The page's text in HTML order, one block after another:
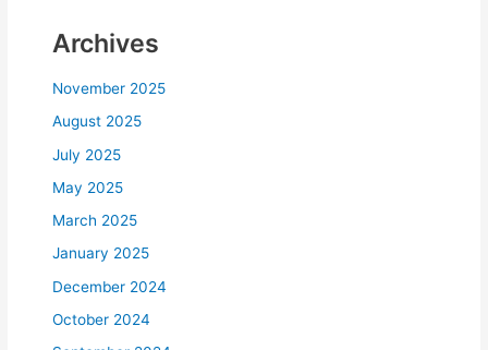
Archives
November 2025
August 2025
July 2025
May 2025
March 2025
January 2025
December 2024
October 2024